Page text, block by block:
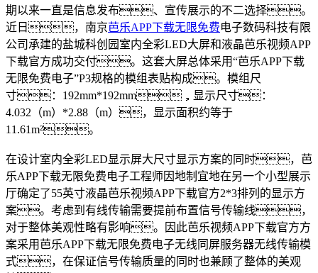
期以来一直是信息发布、宣传展示的不二选择。
近日，南京芭乐APP下载无限免费电子数码科技有限
公司承建的盐城科创园室内全彩LED大屏和液晶芭乐视频APP
下载官方成功交付。这套大屏总体采用“芭乐APP下载
无限免费电子”P3规格的模组表贴构成。模组尺
寸：192mm*192mm，显示尺寸：
4.032（m）*2.88（m），显示面积约等于
11.61m²。
在设计室内全彩LED显示屏大尺寸显示方案的同时，芭
乐APP下载无限免费电子工程师因地制宜地在另一个小型展示
厅确定了55英寸液晶芭乐视频APP下载官方2*3排列的显示方
案。考虑到有线传输需要提前布置信号传输线，
对于整体美观性略有影响。因此芭乐视频APP下载官方方
案采用芭乐APP下载无限免费电子无线同屏服务器无线传输模
式，在保证信号传输质量的同时也兼顾了整体的美观